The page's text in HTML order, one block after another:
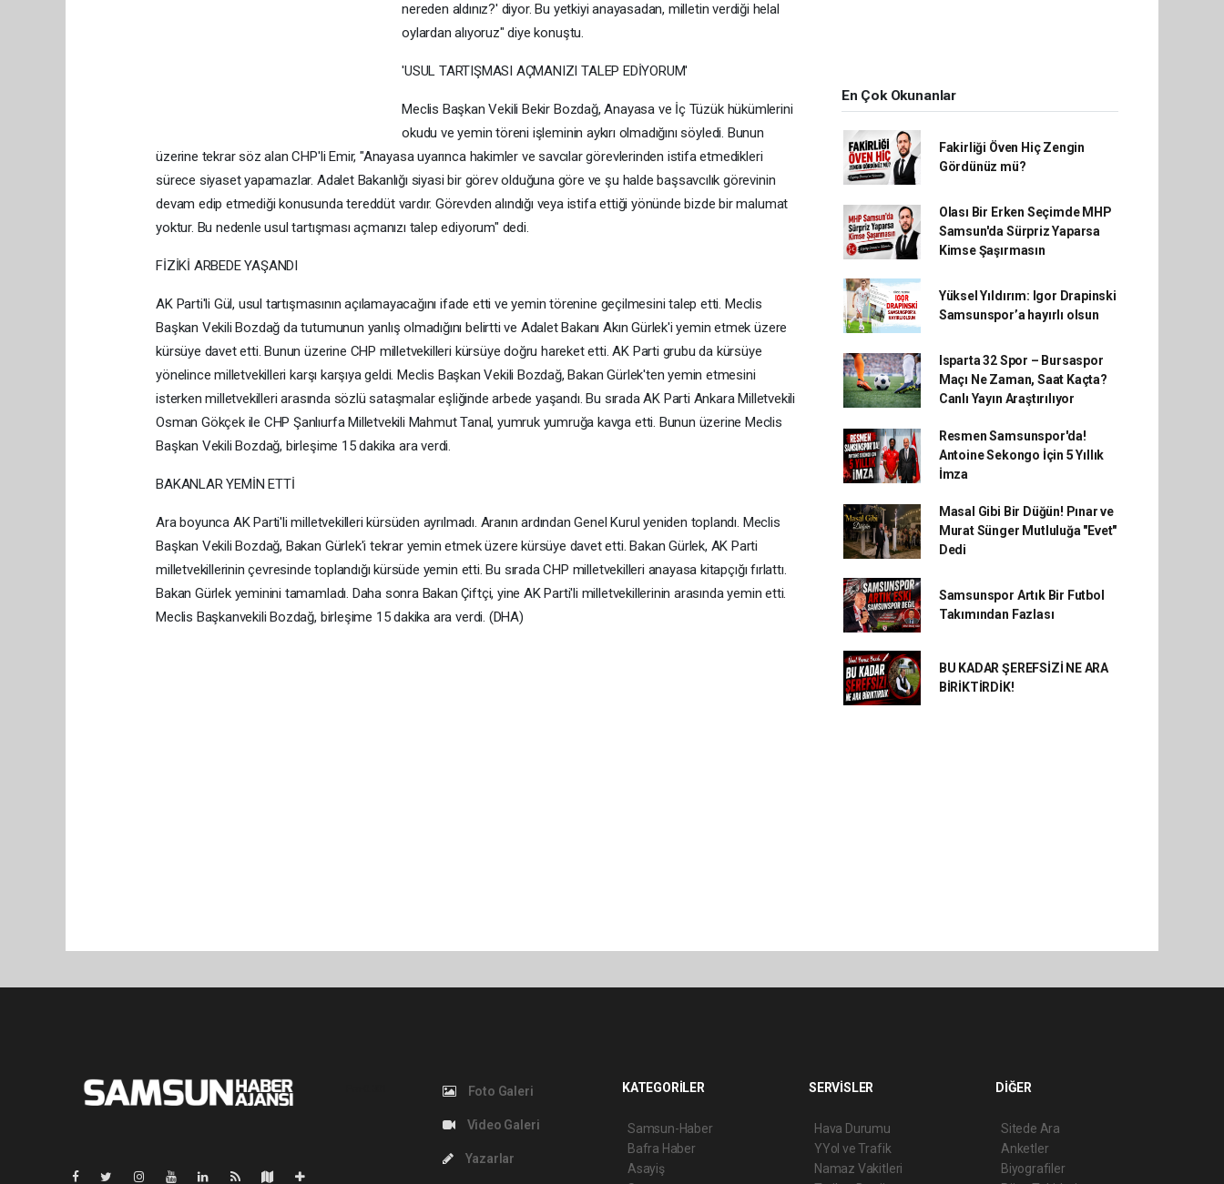
nereden aldınız?' diyor. Bu yetkiyi anayasadan, milletin verdiği helal
oylardan alıyoruz" diye konuştu.
'USUL TARTIŞMASI AÇMANIZI TALEP EDİYORUM'
Meclis Başkan Vekili Bekir Bozdağ, Anayasa ve İç Tüzük hükümlerini
okudu ve yemin töreni işleminin aykırı olmadığını söyledi. Bunun
üzerine tekrar söz alan CHP'li Emir, "Anayasa uyarınca hakimler ve savcılar görevlerinden istifa etmedikleri
sürece siyaset yapamazlar. Adalet Bakanlığı siyasi bir görev olduğuna göre ve şu halde başsavcılık görevinin
devam edip etmediği konusunda tereddüt vardır. Görevden alındığı veya istifa ettiği yönünde bizde bir malumat
yoktur. Bu nedenle usul tartışması açmanızı talep ediyorum" dedi.
FİZİKİ ARBEDE YAŞANDI
AK Parti'li Gül, usul tartışmasının açılamayacağını ifade etti ve yemin törenine geçilmesini talep etti. Meclis
Başkan Vekili Bozdağ da tutumunun yanlış olmadığını belirtti ve Adalet Bakanı Akın Gürlek'i yemin etmek üzere
kürsüye davet etti. Bunun üzerine CHP milletvekilleri kürsüye doğru hareket etti. AK Parti grubu da kürsüye
yönelince milletvekilleri karşı karşıya geldi. Meclis Başkan Vekili Bozdağ, Bakan Gürlek'ten yemin etmesini
isterken milletvekilleri arasında sözlü sataşmalar eşliğinde arbede yaşandı. Bu sırada AK Parti Ankara Milletvekili
Osman Gökçek ile CHP Şanlıurfa Milletvekili Mahmut Tanal, yumruk yumruğa kavga etti. Bunun üzerine Meclis
Başkan Vekili Bozdağ, birleşime 15 dakika ara verdi.
BAKANLAR YEMİN ETTİ
Ara boyunca AK Parti'li milletvekilleri kürsüden ayrılmadı. Aranın ardından Genel Kurul yeniden toplandı. Meclis
Başkan Vekili Bozdağ, Bakan Gürlek'i tekrar yemin etmek üzere kürsüye davet etti. Bakan Gürlek, AK Parti
milletvekillerinin çevresinde toplandığı kürsüde yemin etti. Bu sırada CHP milletvekilleri anayasa kitapçığı fırlattı.
Bakan Gürlek yeminini tamamladı. Daha sonra Bakan Çiftçi, yine AK Parti'li milletvekillerinin arasında yemin etti.
Meclis Başkanvekili Bozdağ, birleşime 15 dakika ara verdi. (DHA)
En Çok Okunanlar
Fakirliği Öven Hiç Zengin
Gördünüz mü?
Olası Bir Erken Seçimde MHP
Samsun'da Sürpriz Yaparsa
Kimse Şaşırmasın
Yüksel Yıldırım: Igor Drapinski
Samsunspor’a hayırlı olsun
Isparta 32 Spor – Bursaspor
Maçı Ne Zaman, Saat Kaçta?
Canlı Yayın Araştırılıyor
Resmen Samsunspor'da!
Antoine Sekongo İçin 5 Yıllık
İmza
Masal Gibi Bir Düğün! Pınar ve
Murat Sünger Mutluluğa "Evet"
Dedi
Samsunspor Artık Bir Futbol
Takımından Fazlası
BU KADAR ŞEREFSİZİ NE ARA
BİRİKTİRDİK!
Foto Galeri
Video Galeri
Yazarlar
KATEGORİLER
Samsun-Haber
Bafra Haber
Asayiş
SERVİSLER
Hava Durumu
YYol ve Trafik
Namaz Vakitleri
DİĞER
Sitede Ara
Anketler
Biyografiler